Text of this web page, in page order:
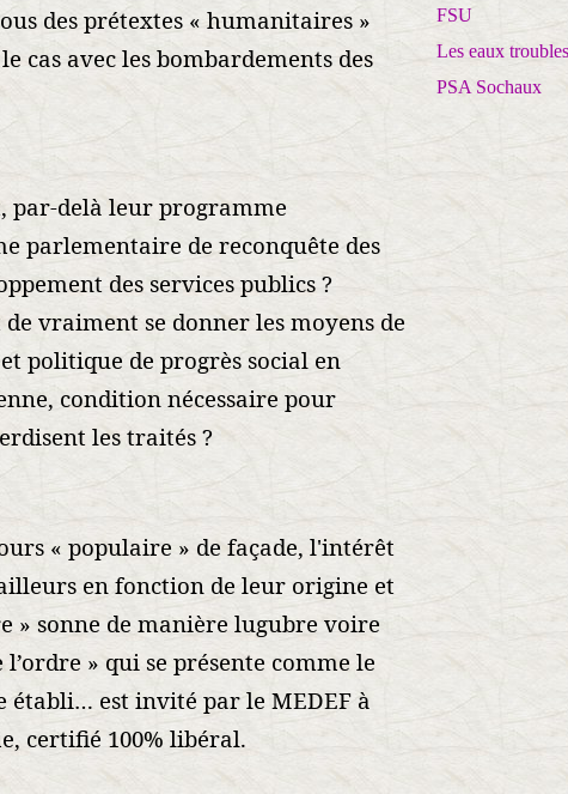
des prétextes « humanitaires »
cas avec les bombardements des
par-delà leur programme
parlementaire de reconquête des
des services publics ?
vraiment se donner les moyens de
politique de progrès social en
condition nécessaire pour
les traités ?
« populaire » de façade, l'intérêt
en fonction de leur origine et
» sonne de manière lugubre voire
» qui se présente comme le
est invité par le MEDEF à
certifié 100% libéral.
FSU
Les eaux troubles
PSA Sochaux